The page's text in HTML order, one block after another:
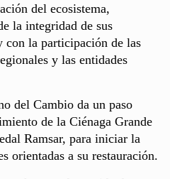
del ecosistema,
la integridad de sus
con la participación de las
y las entidades
del Cambio da un paso
de la Ciénaga Grande
Ramsar, para iniciar la
orientadas a su restauración.